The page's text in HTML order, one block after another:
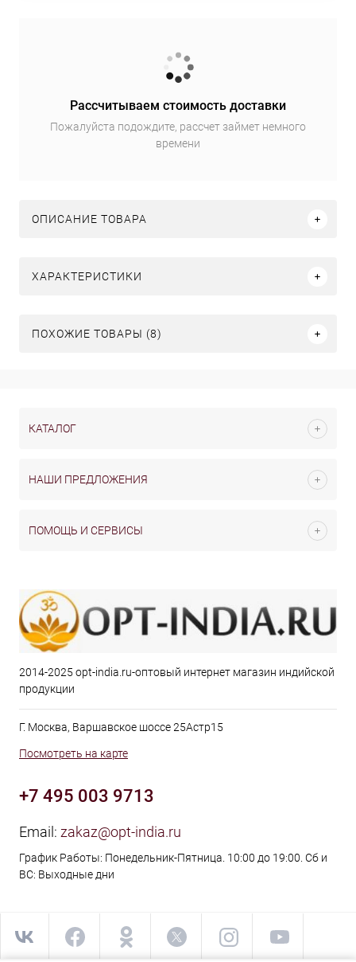
Рассчитываем стоимость доставки
Пожалуйста подождите, рассчет займет немного
времени
ОПИСАНИЕ ТОВАРА
ХАРАКТЕРИСТИКИ
ПОХОЖИЕ ТОВАРЫ (8)
КАТАЛОГ
НАШИ ПРЕДЛОЖЕНИЯ
ПОМОЩЬ И СЕРВИСЫ
2014-2025 opt-india.ru-оптовый интернет магазин индийской
продукции
Г. Москва, Варшавское шоссе 25Астр15
Посмотреть на карте
+7 495 003 9713
Email: zakaz@opt-india.ru
График Работы: Понедельник-Пятница. 10:00 до 19:00. Сб и
ВС: Выходные дни